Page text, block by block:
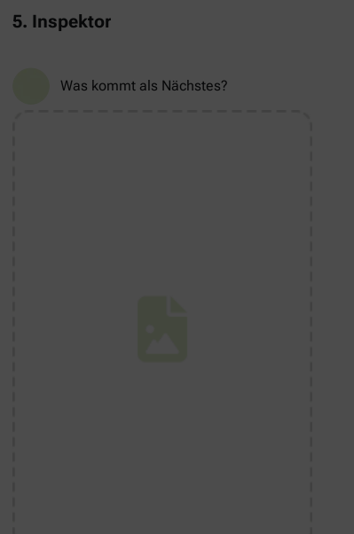
5. Inspektor
Was kommt als Nächstes?